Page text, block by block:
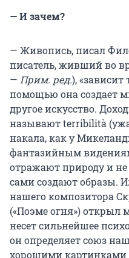
— И зачем?
— Живопись, писал
писатель, живший во
— Прим. ред.), «зависит
помощью она создает
другое искусство.
называют terribilità
накала, как у
фантазийным
отражают природу и
сами создают образы.
нашего композитора
(«Поэме огня») открыл
несет сильнейшее
он определяет союз
хорошими картинками